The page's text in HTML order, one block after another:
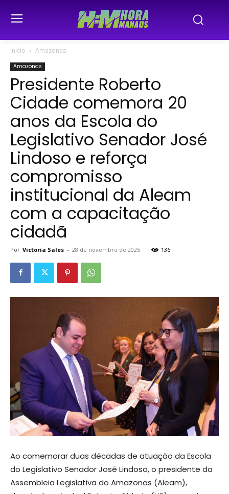
Início Amazonas
Amazonas
Presidente Roberto
Cidade comemora 20
anos da Escola do
Legislativo Senador José
Lindoso e reforça
compromisso
institucional da Aleam
com a capacitação
cidadã
Por Victoria Sales - 28 de novembro de 2025 136
Ao comemorar duas décadas de atuação da Escola
do Legislativo Senador José Lindoso, o presidente da
Assembleia Legislativa do Amazonas (Aleam),